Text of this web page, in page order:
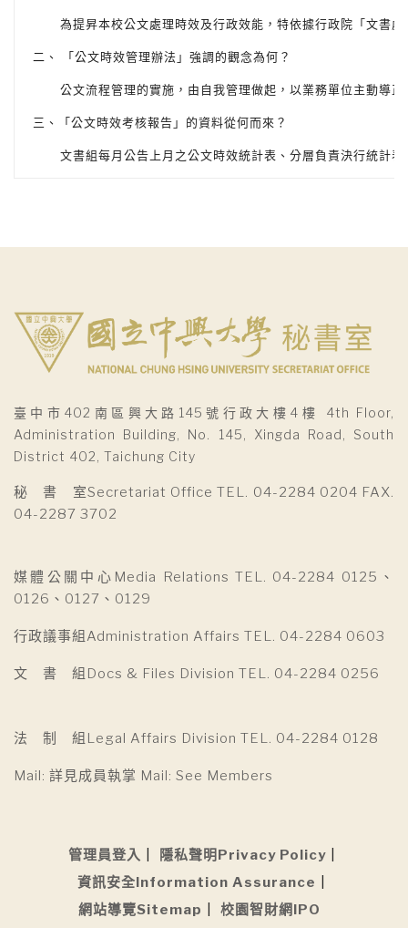
為提昇本校公文處理時效及行政效能，特依據行政院「文書
二、 「公文時效管理辦法」強調的觀念為何？
公文流程管理的實施，由自我管理做起，以業務單位主動導
三、「公文時效考核報告」的資料從何而來？
文書組每月公告上月之公文時效統計表、分層負責決行統計
臺中市402南區興大路145號行政大樓4樓 4th Floor,
Administration Building, No. 145, Xingda Road, South
District 402, Taichung City
秘 書 室Secretariat Office TEL. 04-2284 0204 FAX.
04-2287 3702
媒體公關中心Media Relations TEL. 04-2284 0125、
0126、0127、0129
行政議事組Administration Affairs TEL. 04-2284 0603
文 書 組Docs & Files Division TEL. 04-2284 0256
法 制 組Legal Affairs Division TEL. 04-2284 0128
Mail: 詳見成員執掌 Mail: See Members
管理員登入
隱私聲明Privacy Policy
資訊安全Information Assurance
網站導覽Sitemap
校園智財網IPO